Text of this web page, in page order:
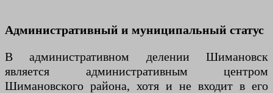
Административный и муниципальный статус
В административном делении Шимановск
является административным центром
Шимановского района, хотя и не входит в его